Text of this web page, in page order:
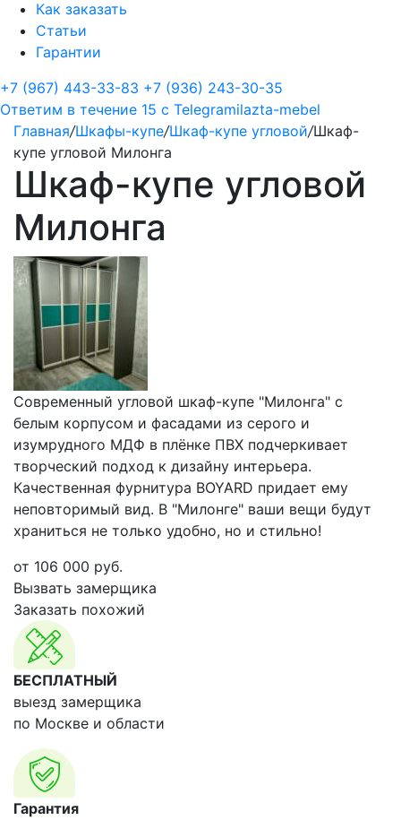
Как заказать
Статьи
Гарантии
+7 (967) 443-33-83 +7 (936) 243-30-35
Ответим в течение 15 с Telegramilazta-mebel
Главная/Шкафы-купе/Шкаф-купе угловой/Шкаф-
купе угловой Милонга
Шкаф-купе угловой
Милонга
Современный угловой шкаф-купе "Милонга" с
белым корпусом и фасадами из серого и
изумрудного МДФ в плёнке ПВХ подчеркивает
творческий подход к дизайну интерьера.
Качественная фурнитура BOYARD придает ему
неповторимый вид. В "Милонге" ваши вещи будут
храниться не только удобно, но и стильно!
от 106 000 руб.
Вызвать замерщика
Заказать похожий
БЕСПЛАТНЫЙ
выезд замерщика
по Москве и области
Гарантия